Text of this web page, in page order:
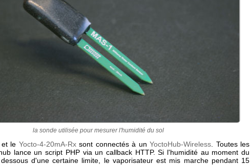
la sonde utilisée pour mesurer l'humidité du sol
et le Yocto-4-20mA-Rxsont connectés à unYoctoHub-Wireless . Toutes les
lance un script PHP via un callback HTTP. Si l'humidité au moment du
d'une certaine limite, le vaporisateur est mis marche pendant 15